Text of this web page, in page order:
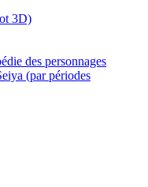
3D)
des personnages
(par périodes